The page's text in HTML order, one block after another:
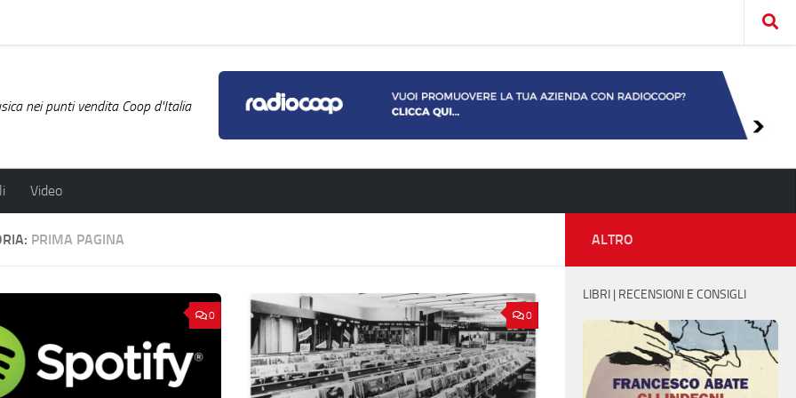
nei punti vendita Coop d'Italia
Video
PRIMA PAGINA
0 0
ALTRO
LIBRI | RECENSIONI E CONSIGLI